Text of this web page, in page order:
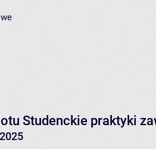
Studenckie praktyki